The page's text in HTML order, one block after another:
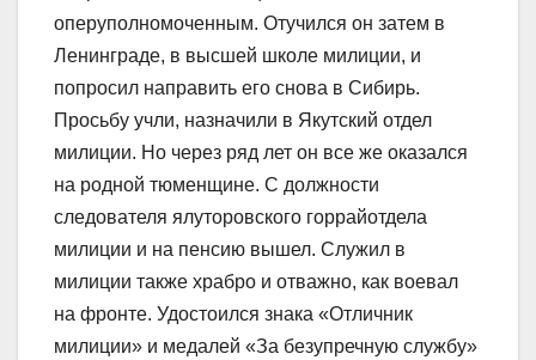
оперуполномоченным. Отучился он затем в
Ленинграде, в высшей школе милиции, и
попросил направить его снова в Сибирь.
Просьбу учли, назначили в Якутский отдел
милиции. Но через ряд лет он все же оказался
на родной тюменщине. С должности
следователя ялуторовского горрайотдела
милиции и на пенсию вышел. Служил в
милиции также храбро и отважно, как воевал
на фронте. Удостоился знака «Отличник
милиции» и медалей «За безупречную службу»